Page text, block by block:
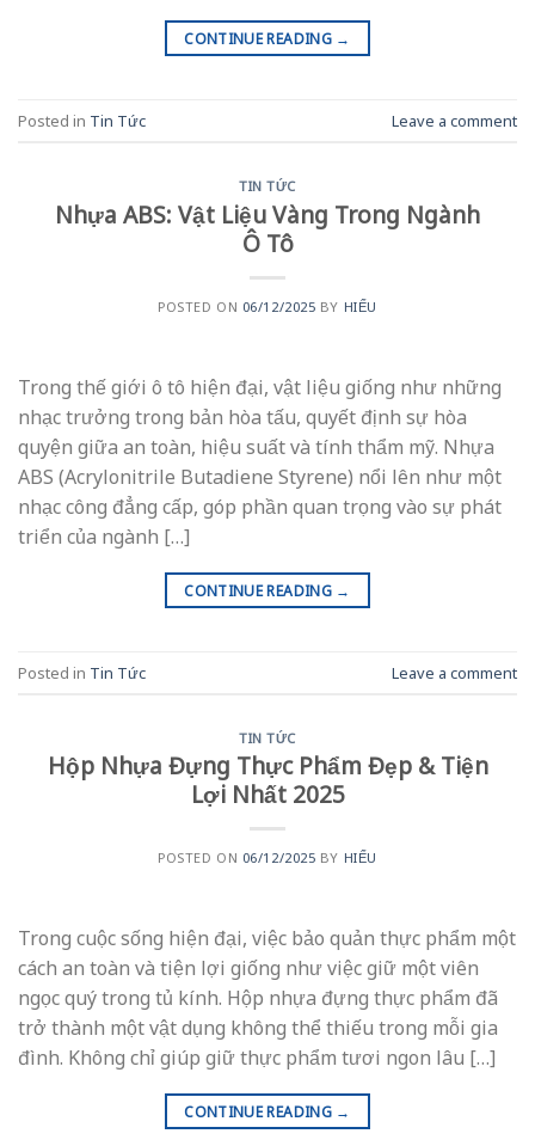
CONTINUE READING →
Posted in Tin Tức Leave a comment
TIN TỨC
Nhựa ABS: Vật Liệu Vàng Trong Ngành
Ô Tô
POSTED ON 06/12/2025 BY HIẾU
Trong thế giới ô tô hiện đại, vật liệu giống như những
nhạc trưởng trong bản hòa tấu, quyết định sự hòa
quyện giữa an toàn, hiệu suất và tính thẩm mỹ. Nhựa
ABS (Acrylonitrile Butadiene Styrene) nổi lên như một
nhạc công đẳng cấp, góp phần quan trọng vào sự phát
triển của ngành […]
CONTINUE READING →
Posted in Tin Tức Leave a comment
TIN TỨC
Hộp Nhựa Đựng Thực Phẩm Đẹp & Tiện
Lợi Nhất 2025
POSTED ON 06/12/2025 BY HIẾU
Trong cuộc sống hiện đại, việc bảo quản thực phẩm một
cách an toàn và tiện lợi giống như việc giữ một viên
ngọc quý trong tủ kính. Hộp nhựa đựng thực phẩm đã
trở thành một vật dụng không thể thiếu trong mỗi gia
đình. Không chỉ giúp giữ thực phẩm tươi ngon lâu […]
CONTINUE READING →